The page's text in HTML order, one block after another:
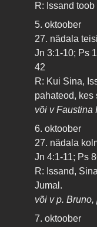
R: Issand
5. oktoober
27. nädala
Jn 3:1-10; Ps
42
R: Kui Sina,
pahateod, kes
või v Faustina
6. oktoober
27. nädala
Jn 4:1-11; Ps
R: Issand,
Jumal.
või v p. Bruno,
7. oktoober